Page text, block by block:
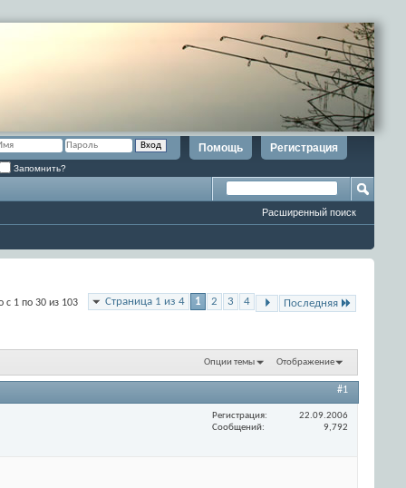
Регистрация
Помощь
Запомнить?
Расширенный поиск
Страница 1 из 4 1 2 3 4 Последняя
с 1 по 30 из 103
Опции темы Отображение
#1
Регистрация
22.09.2006
Сообщений
9,792